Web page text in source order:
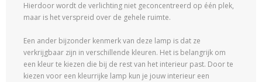
Hierdoor wordt de verlichting niet geconcentreerd op één plek,
maar is het verspreid over de gehele ruimte.
Een ander bijzonder kenmerk van deze lamp is dat ze
verkrijgbaar zijn in verschillende kleuren. Het is belangrijk om
een kleur te kiezen die bij de rest van het interieur past. Door te
kiezen voor een kleurrijke lamp kun je jouw interieur een